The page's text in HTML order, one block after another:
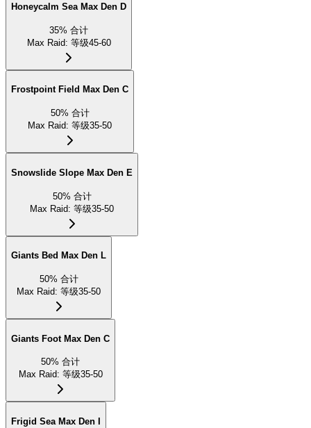
Honeycalm Sea Max Den D
35% 合计
Max Raid: 等级45-60
Frostpoint Field Max Den C
50% 合计
Max Raid: 等级35-50
Snowslide Slope Max Den E
50% 合计
Max Raid: 等级35-50
Giants Bed Max Den L
50% 合计
Max Raid: 等级35-50
Giants Foot Max Den C
50% 合计
Max Raid: 等级35-50
Frigid Sea Max Den I